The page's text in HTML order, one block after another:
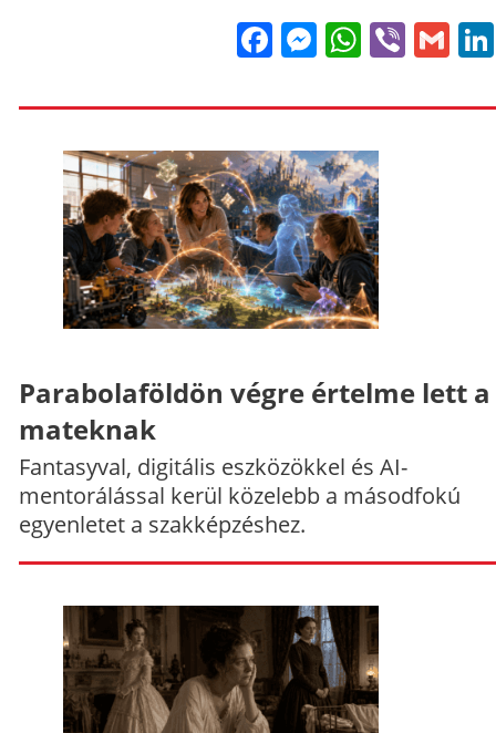
FacebookViber
Parabolaföldön végre értelme lett a
mateknak
Fantasyval, digitális eszközökkel és AI-
mentorálással kerül közelebb a másodfokú
egyenletet a szakképzéshez.